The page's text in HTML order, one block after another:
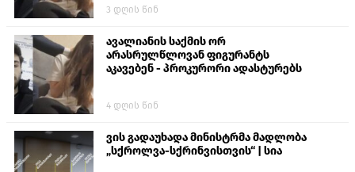
თავს დასხმოდა გიგა ავალიანს“
3 დღის წინ
ავალიანის საქმის ორ
არასრულწლოვან ფიგურანტს
აკავებენ - პროკურორი ადასტურებს
4 დღის წინ
ვის გადაუხადა მინისტრმა მადლობა
„სქროლვა-სქრინვისთვის“ | სია